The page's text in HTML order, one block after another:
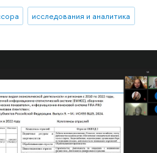
исследования и аналитика